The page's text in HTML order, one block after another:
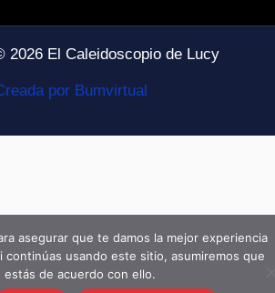
2026 El Caleidoscopio de Lucy
por Bumvirtual
asegurar que te damos la mejor experiencia
continúas usando este sitio, asumiremos que
estás de acuerdo con ello.